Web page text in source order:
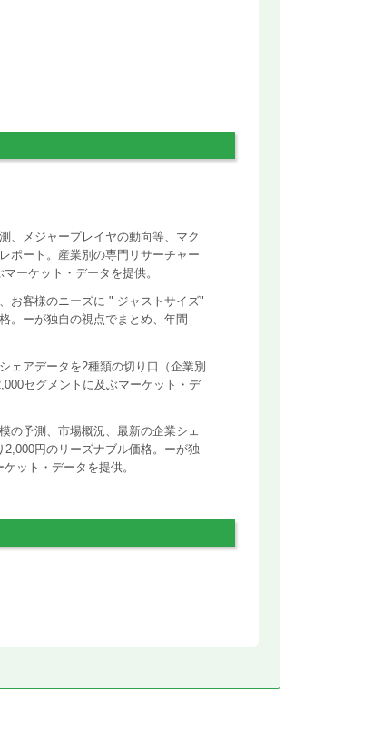
、メジャープレイヤの動向等、マク
ポート。産業別の専門リサーチャー
ーケット・データを提供。
お客様のニーズに " ジャストサイズ"
。ーが独自の視点でまとめ、年間
ェアデータを2種類の切り口（企業別
セグメントに及ぶマーケット・デ
の予測、市場概況、最新の企業シェ
円のリーズナブル価格。ーが独
ット・データを提供。